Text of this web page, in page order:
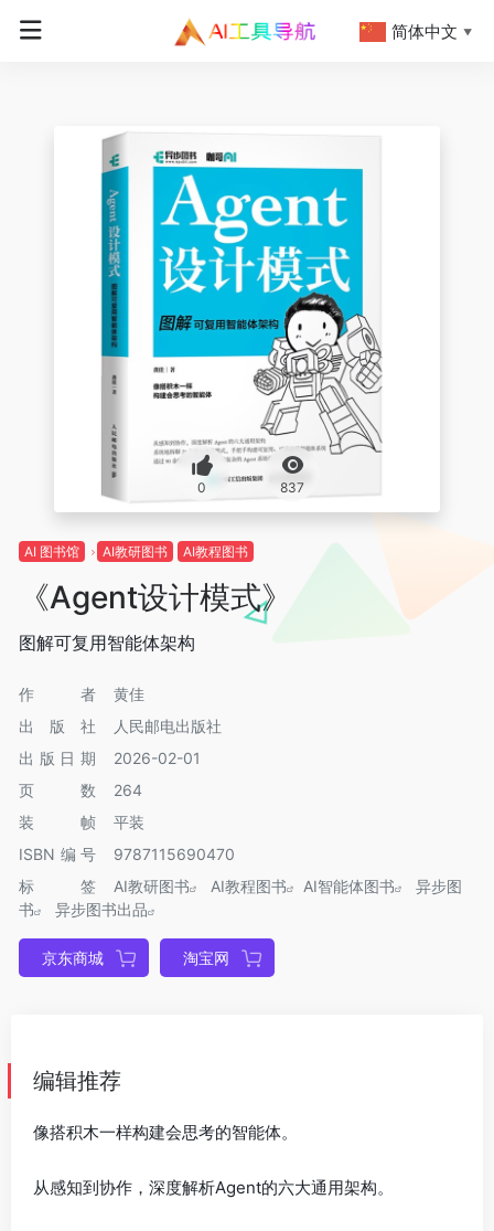
0 837
AI 图书馆 AI教研图书 AI教程图书
《Agent设计模式》
图解可复用智能体架构
作者
黄佳
出版社
人民邮电出版社
出版日期
2026-02-01
页数
264
装帧
平装
ISBN编号
9787115690470
标签
AI教研图书 AI教程图书 AI智能体图书
异步图
书
异步图书出品
京东商城 淘宝网
编辑推荐
像搭积木一样构建会思考的智能体。
从感知到协作，深度解析Agent的六大通用架构。
简体中文 ▼